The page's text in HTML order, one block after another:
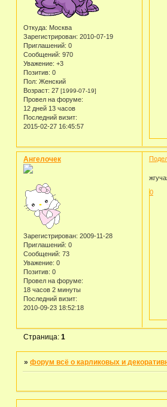
Откуда: Москва
Зарегистрирован: 2010-07-19
Приглашений: 0
Сообщений: 970
Уважение: +3
Позитив: 0
Пол: Женский
Возраст: 27 [1999-07-19]
Провел на форуме:
12 дней 13 часов
Последний визит:
2015-02-27 16:45:57
Ангелочек
Зарегистрирован: 2009-11-28
Приглашений: 0
Сообщений: 73
Уважение: 0
Позитив: 0
Провел на форуме:
18 часов 2 минуты
Последний визит:
2010-09-23 18:52:18
0
Страница: 1
» форум всё о карликовых и